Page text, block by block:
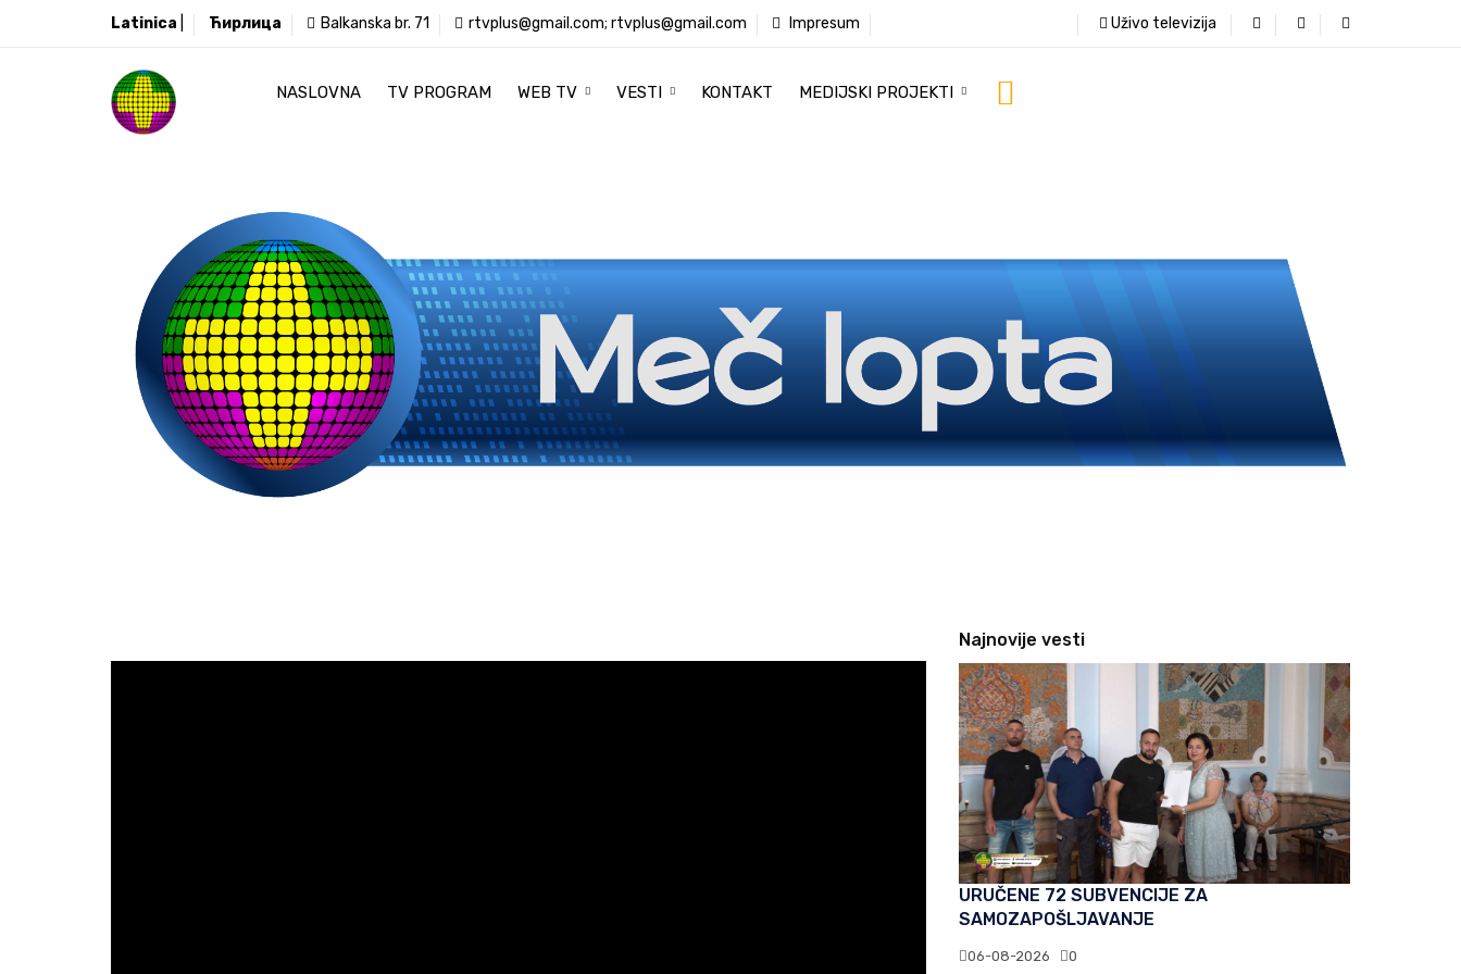
Latinica Ћирлица Balkanska br. 71 rtvplus@gmail.com; rtvplus@gmail.com Impresum Uživo televizija
NASLOVNA TV PROGRAM WEB TV VESTI KONTAKT MEDIJSKI PROJEKTI
Najnovije vesti
URUČENE 72 SUBVENCIJE ZA
SAMOZAPOŠLJAVANJE
06-08-2026 0